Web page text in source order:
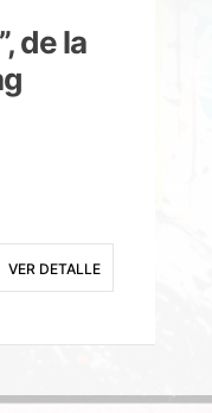
de la
VER DETALLE